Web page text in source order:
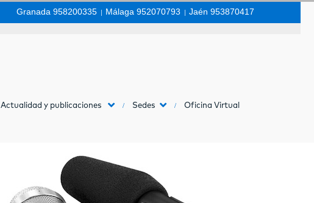
Granada 958200335 | Málaga 952070793 | Jaén 953870417
Actualidad y publicaciones Sedes Oficina Virtual